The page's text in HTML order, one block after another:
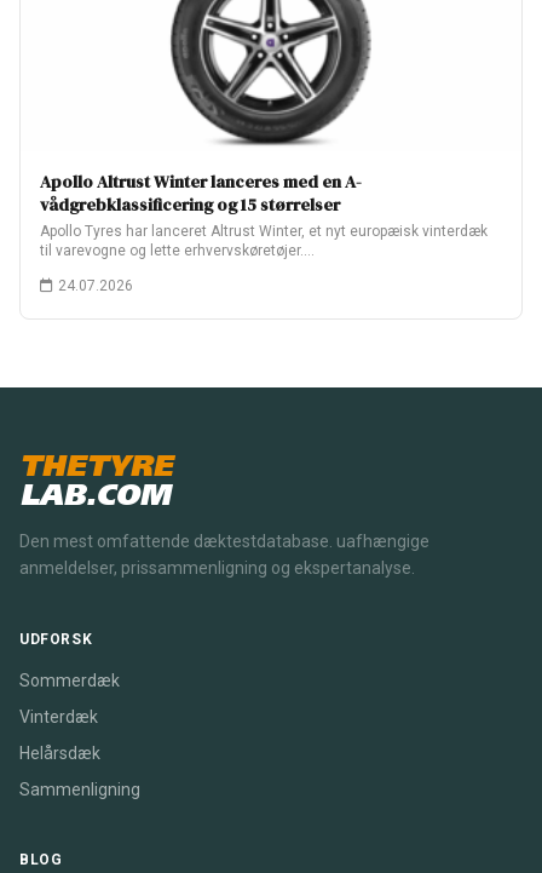
Apollo Altrust Winter lanceres med en A-
vådgrebklassificering og 15 størrelser
Apollo Tyres har lanceret Altrust Winter, et nyt europæisk vinterdæk
til varevogne og lette erhvervskøretøjer.…
24.07.2026
THETYRE
LAB.COM
Den mest omfattende dæktestdatabase. uafhængige
anmeldelser, prissammenligning og ekspertanalyse.
UDFORSK
Sommerdæk
Vinterdæk
Helårsdæk
Sammenligning
BLOG